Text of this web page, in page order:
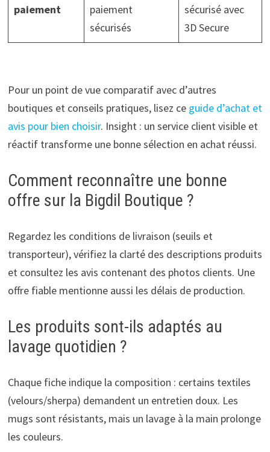
paiement
paiement
sécurisés
sécurisé avec
3D Secure
Pour un point de vue comparatif avec d’autres
boutiques et conseils pratiques, lisez ce guide d’achat et
avis pour bien choisir. Insight : un service client visible et
réactif transforme une bonne sélection en achat réussi.
Comment reconnaître une bonne
offre sur la Bigdil Boutique ?
Regardez les conditions de livraison (seuils et
transporteur), vérifiez la clarté des descriptions produits
et consultez les avis contenant des photos clients. Une
offre fiable mentionne aussi les délais de production.
Les produits sont-ils adaptés au
lavage quotidien ?
Chaque fiche indique la composition : certains textiles
(velours/sherpa) demandent un entretien doux. Les
mugs sont résistants, mais un lavage à la main prolonge
les couleurs.